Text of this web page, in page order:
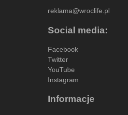
reklama@wroclife.pl
Social media:
Facebook
Twitter
YouTube
Instagram
Informacje